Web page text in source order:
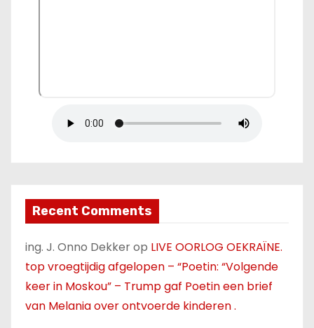
Recent Comments
ing. J. Onno Dekkerop LIVE OORLOG OEKRAÏNE.
top vroegtijdig afgelopen – “Poetin: “Volgende
keer in Moskou” – Trump gaf Poetin een brief
van Melania over ontvoerde kinderen .